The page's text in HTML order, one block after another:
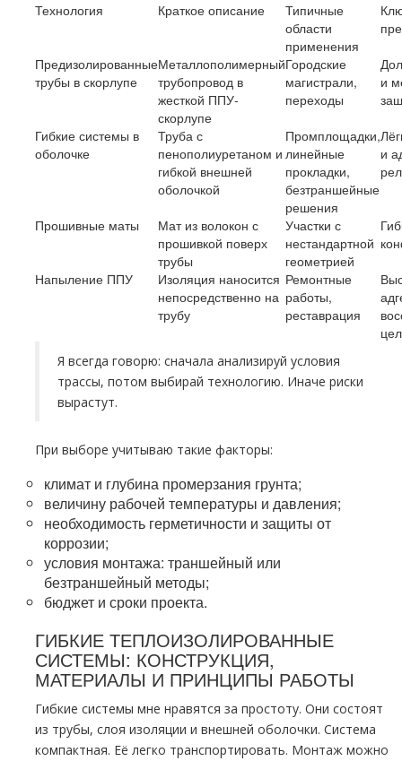
Технология Краткое описание
Типичные
области
применения
Предизолированные
трубы в скорлупе
Металлополимерный
трубопровод в
жесткой ППУ-
скорлупе
Городские
магистрали,
переходы
и
Гибкие системы в
оболочке
Труба с
пенополиуретаном и
гибкой внешней
оболочкой
Промплощадки,
линейные
прокладки,
безтраншейные
решения
и
Прошивные маты
Мат из волокон с
прошивкой поверх
трубы
Участки с
нестандартной
геометрией
Напыление ППУ
Изоляция наносится
непосредственно на
трубу
Ремонтные
работы,
реставрация
Я всегда говорю: сначала анализируй условия
трассы, потом выбирай технологию. Иначе риски
вырастут.
При выборе учитываю такие факторы:
климат и глубина промерзания грунта;
величину рабочей температуры и давления;
необходимость герметичности и защиты от
коррозии;
условия монтажа: траншейный или
безтраншейный методы;
бюджет и сроки проекта.
ГИБКИЕ ТЕПЛОИЗОЛИРОВАННЫЕ
СИСТЕМЫ: КОНСТРУКЦИЯ,
МАТЕРИАЛЫ И ПРИНЦИПЫ РАБОТЫ
Гибкие системы мне нравятся за простоту. Они состоят
из трубы, слоя изоляции и внешней оболочки. Система
компактная. Её легко транспортировать. Монтаж можно